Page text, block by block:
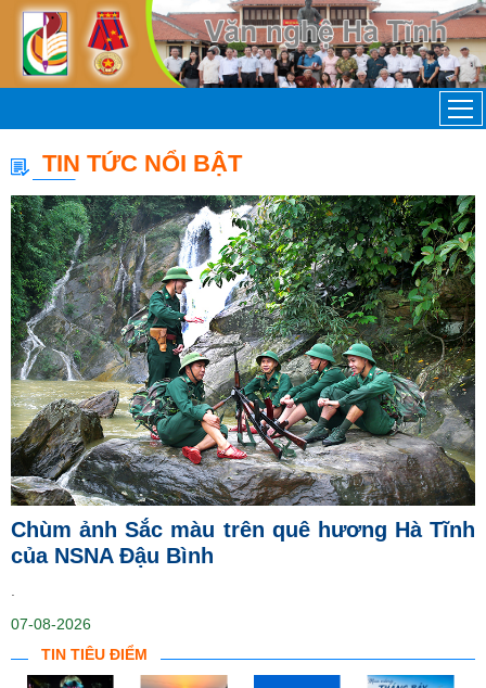
TIN TỨC NỔI BẬT
Chùm ảnh Sắc màu trên quê hương Hà Tĩnh
của NSNA Đậu Bình
07-08-2026
TIN TIÊU ĐIỂM